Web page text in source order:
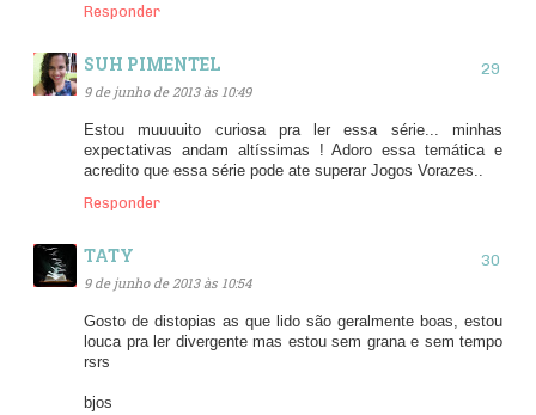
Responder
SUH PIMENTEL
9 de junho de 2013 às 10:49
Estou muuuuito curiosa pra ler essa série... minhas
expectativas andam altíssimas ! Adoro essa temática e
acredito que essa série pode ate superar Jogos Vorazes..
Responder
TATY
9 de junho de 2013 às 10:54
Gosto de distopias as que lido são geralmente boas, estou
louca pra ler divergente mas estou sem grana e sem tempo
rsrs
bjos